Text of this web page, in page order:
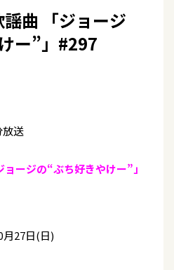
曲 「ジョージ
ー”」#297
放送
ージの“ぶち好きやけー”」
月27日(日)